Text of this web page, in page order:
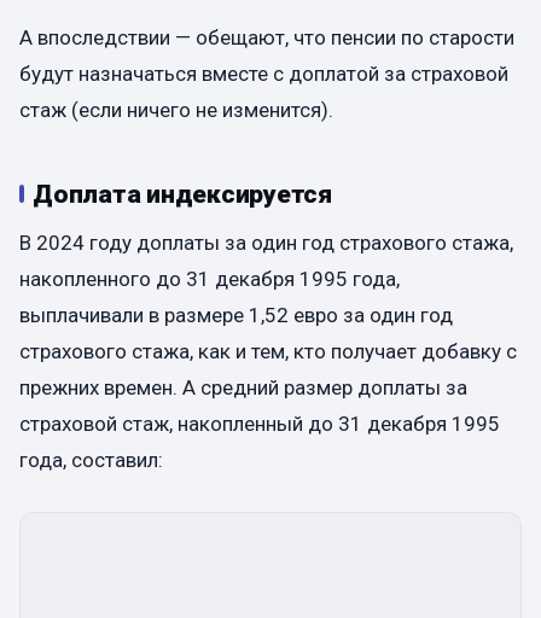
А впоследствии — обещают, что пенсии по старости
будут назначаться вместе с доплатой за страховой
стаж (если ничего не изменится).
Доплата индексируется
В 2024 году доплаты за один год страхового стажа,
накопленного до 31 декабря 1995 года,
выплачивали в размере 1,52 евро за один год
страхового стажа, как и тем, кто получает добавку с
прежних времен. А средний размер доплаты за
страховой стаж, накопленный до 31 декабря 1995
года, составил: